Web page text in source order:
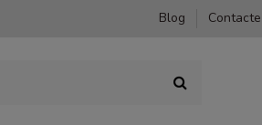
Blog